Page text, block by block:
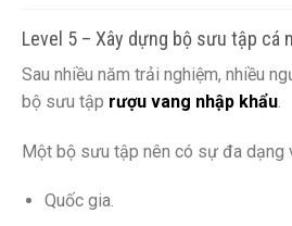
Level 5 – Xây dựng bộ sưu tập cá
Sau nhiều năm trải nghiệm, nhiều
bộ sưu tập rượu vang nhập khẩu
Một bộ sưu tập nên có sự đa dạng
Quốc gia.